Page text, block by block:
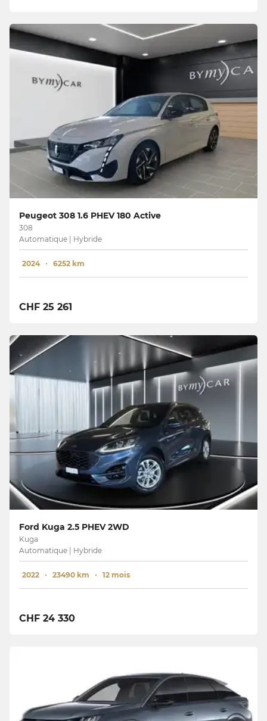
Peugeot 308 1.6 PHEV 180 Active
308
Automatique | Hybride
2024 6252 km
CHF 25 261
Ford Kuga 2.5 PHEV 2WD
Kuga
Automatique | Hybride
2022 23490 km 12 mois
CHF 24 330